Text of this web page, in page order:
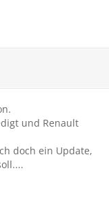
und Renault
doch ein Update,